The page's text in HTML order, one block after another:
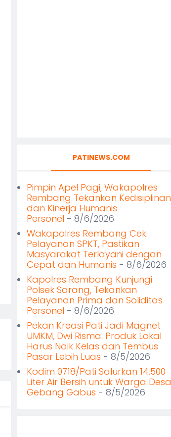
PATINEWS.COM
Pimpin Apel Pagi, Wakapolres
Rembang Tekankan Kedisiplinan
dan Kinerja Humanis
Personel - 8/6/2026
Wakapolres Rembang Cek
Pelayanan SPKT, Pastikan
Masyarakat Terlayani dengan
Cepat dan Humanis - 8/6/2026
Kapolres Rembang Kunjungi
Polsek Sarang, Tekankan
Pelayanan Prima dan Soliditas
Personel - 8/6/2026
Pekan Kreasi Pati Jadi Magnet
UMKM, Dwi Risma: Produk Lokal
Harus Naik Kelas dan Tembus
Pasar Lebih Luas - 8/5/2026
Kodim 0718/Pati Salurkan 14.500
Liter Air Bersih untuk Warga Desa
Gebang Gabus - 8/5/2026